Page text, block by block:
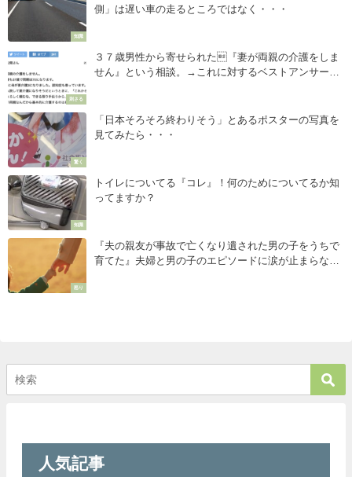
知識
側」は遅い車の走るところではなく・・・
刺さる
３７歳男性から寄せられた『妻が両親の介護をしま
せん』という相談。→これに対するベストアンサーが
驚く
「日本そろそろ終わりそう」とあるポスターの写真を
見てみたら・・・
知識
トイレについてる『コレ』！何のためについてるか知
ってますか？
怒り
『夫の親友が事故で亡くなり遺された男の子をうちで
育てた』夫婦と男の子のエピソードに涙が止まらな
人気記事